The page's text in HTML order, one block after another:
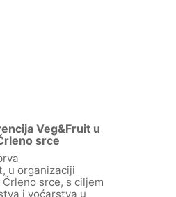
Veg&Fruit u
srce
u organizaciji
srce, s ciljem
i voćarstva u